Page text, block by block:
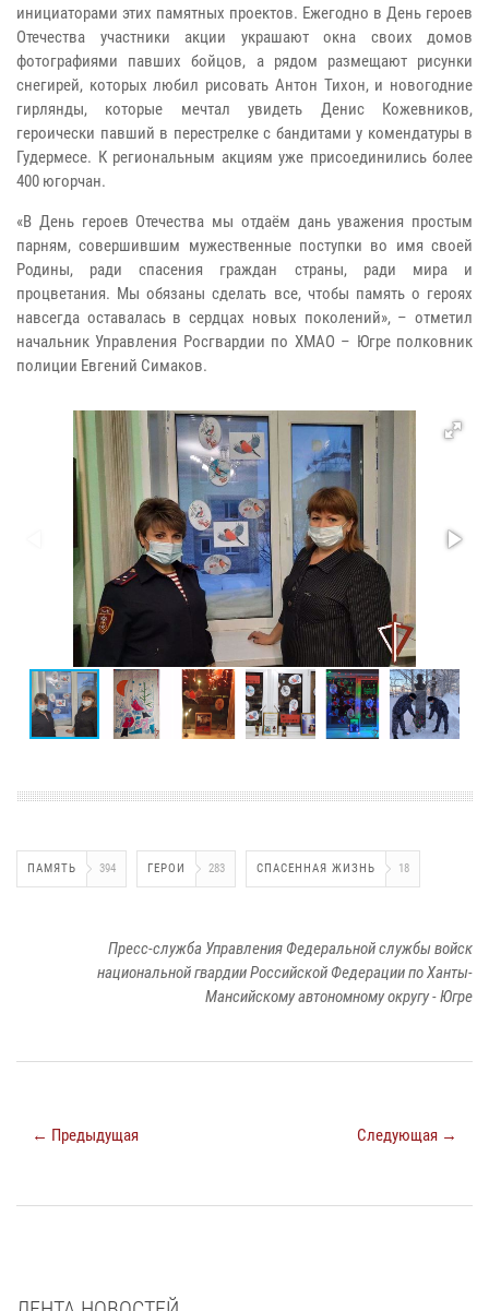
инициаторами этих памятных проектов. Ежегодно в День героев
Отечества участники акции украшают окна своих домов
фотографиями павших бойцов, а рядом размещают рисунки
снегирей, которых любил рисовать Антон Тихон, и новогодние
гирлянды, которые мечтал увидеть Денис Кожевников,
героически павший в перестрелке с бандитами у комендатуры в
Гудермесе. К региональным акциям уже присоединились более
400 югорчан.
«В День героев Отечества мы отдаём дань уважения простым
парням, совершившим мужественные поступки во имя своей
Родины, ради спасения граждан страны, ради мира и
процветания. Мы обязаны сделать все, чтобы память о героях
навсегда оставалась в сердцах новых поколений», – отметил
начальник Управления Росгвардии по ХМАО – Югре полковник
полиции Евгений Симаков.
ПАМЯТЬ 394 ГЕРОИ 283 СПАСЕННАЯ ЖИЗНЬ 18
Пресс-служба Управления Федеральной службы войск
национальной гвардии Российской Федерации по Ханты-
Мансийскому автономному округу - Югре
← Предыдущая Следующая →